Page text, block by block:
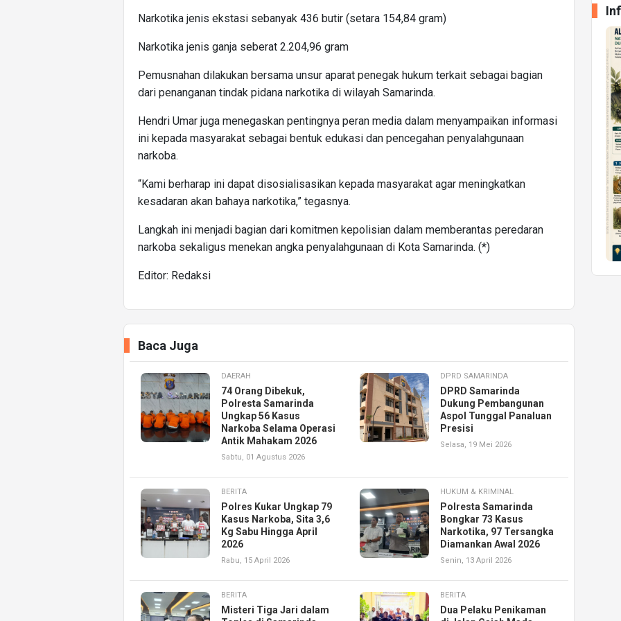
Narkotika jenis ekstasi sebanyak 436 butir (setara 154,84 gram)
Narkotika jenis ganja seberat 2.204,96 gram
Pemusnahan dilakukan bersama unsur aparat penegak hukum terkait sebagai bagian
dari penanganan tindak pidana narkotika di wilayah Samarinda.
Hendri Umar juga menegaskan pentingnya peran media dalam menyampaikan informasi
ini kepada masyarakat sebagai bentuk edukasi dan pencegahan penyalahgunaan
narkoba.
“Kami berharap ini dapat disosialisasikan kepada masyarakat agar meningkatkan
kesadaran akan bahaya narkotika,” tegasnya.
Langkah ini menjadi bagian dari komitmen kepolisian dalam memberantas peredaran
narkoba sekaligus menekan angka penyalahgunaan di Kota Samarinda. (*)
Editor: Redaksi
Baca Juga
DAERAH
74 Orang Dibekuk,
Polresta Samarinda
Ungkap 56 Kasus
Narkoba Selama Operasi
Antik Mahakam 2026
Sabtu, 01 Agustus 2026
DPRD SAMARINDA
DPRD Samarinda
Dukung Pembangunan
Aspol Tunggal Panaluan
Presisi
Selasa, 19 Mei 2026
BERITA
Polres Kukar Ungkap 79
Kasus Narkoba, Sita 3,6
Kg Sabu Hingga April
2026
Rabu, 15 April 2026
HUKUM & KRIMINAL
Polresta Samarinda
Bongkar 73 Kasus
Narkotika, 97 Tersangka
Diamankan Awal 2026
Senin, 13 April 2026
BERITA
Misteri Tiga Jari dalam
BERITA
Dua Pelaku Penikaman